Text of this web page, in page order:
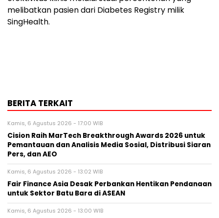
melibatkan pasien dari Diabetes Registry milik
SingHealth.
BERITA TERKAIT
Kamis, 6 Agustus 2026 - 17:00 WIB
Cision Raih MarTech Breakthrough Awards 2026 untuk
Pemantauan dan Analisis Media Sosial, Distribusi Siaran
Pers, dan AEO
Kamis, 6 Agustus 2026 - 13:02 WIB
Fair Finance Asia Desak Perbankan Hentikan Pendanaan
untuk Sektor Batu Bara di ASEAN
Kamis, 6 Agustus 2026 - 13:00 WIB